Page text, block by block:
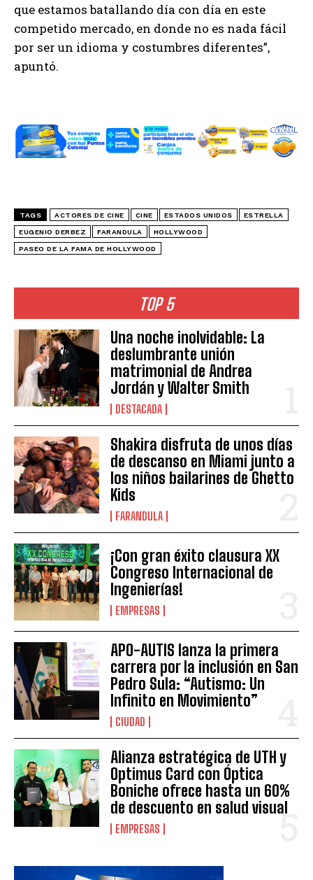
TOP 5
Una noche inolvidable: La
deslumbrante unión
matrimonial de Andrea
Jordán y Walter Smith
DESTACADA
Shakira disfruta de unos días
de descanso en Miami junto a
los niños bailarines de Ghetto
Kids
FARANDULA
¡Con gran éxito clausura XX
Congreso Internacional de
Ingenierías!
EMPRESAS
APO-AUTIS lanza la primera
carrera por la inclusión en San
Pedro Sula: “Autismo: Un
Infinito en Movimiento”
CIUDAD
Alianza estratégica de UTH y
Optimus Card con Óptica
Boniche ofrece hasta un 60%
de descuento en salud visual
EMPRESAS
que estamos batallando día con día en este
competido mercado, en donde no es nada fácil
por ser un idioma y costumbres diferentes”,
apuntó.
TAGS ACTORES DE CINE CINE ESTADOS UNIDOS ESTRELLA
EUGENIO DERBEZ FARANDULA HOLLYWOOD
PASEO DE LA FAMA DE HOLLYWOOD